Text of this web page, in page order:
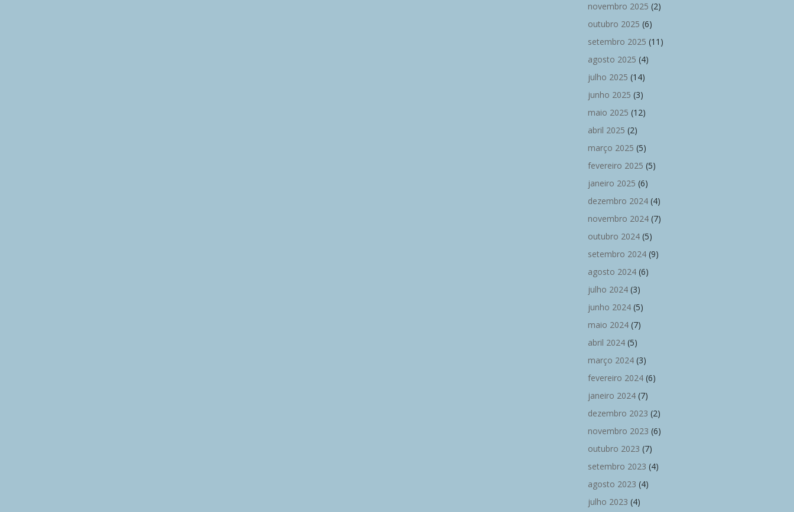
novembro 2025 (2)
outubro 2025 (6)
setembro 2025 (11)
agosto 2025 (4)
julho 2025 (14)
junho 2025 (3)
maio 2025 (12)
abril 2025 (2)
março 2025 (5)
fevereiro 2025 (5)
janeiro 2025 (6)
dezembro 2024 (4)
novembro 2024 (7)
outubro 2024 (5)
setembro 2024 (9)
agosto 2024 (6)
julho 2024 (3)
junho 2024 (5)
maio 2024 (7)
abril 2024 (5)
março 2024 (3)
fevereiro 2024 (6)
janeiro 2024 (7)
dezembro 2023 (2)
novembro 2023 (6)
outubro 2023 (7)
setembro 2023 (4)
agosto 2023 (4)
julho 2023 (4)